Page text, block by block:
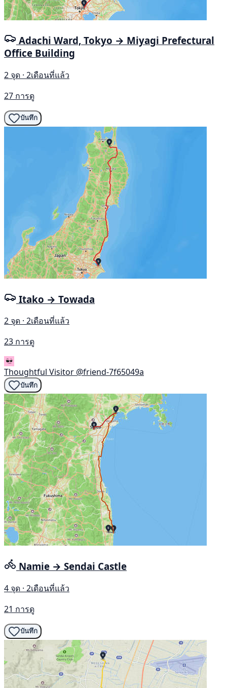
Adachi Ward, Tokyo → Miyagi Prefectural
Office Building
2 จุด · 2เดือนที่แล้ว
27 การดู
บันทึก
Itako → Towada
2 จุด · 2เดือนที่แล้ว
23 การดู
Thoughtful Visitor @friend-7f65049a
บันทึก
Namie → Sendai Castle
4 จุด · 2เดือนที่แล้ว
21 การดู
บันทึก